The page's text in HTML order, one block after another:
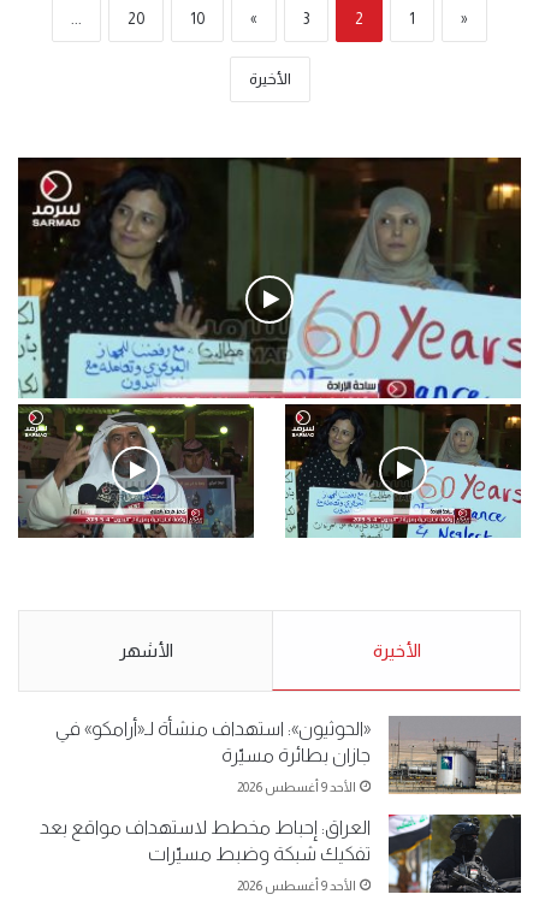
«
1
2
3
»
10
20
...
الأخيرة
.وقفة احتجاجية رمزية لـ”#البدون” في ساحة الإرادة 4-5-2019.
الأحد 5 مايو 2019
5-2019.
نبيع مخدرات يعني ولا خمر؟!.
الأخيرة الأشهر
«الحوثيون»: استهداف منشأة لـ«أرامكو» في
جازان بطائرة مسيّرة
الأحد 9 أغسطس 2026
العراق: إحباط مخطط لاستهداف مواقع بعد
تفكيك شبكة وضبط مسيّرات
الأحد 9 أغسطس 2026